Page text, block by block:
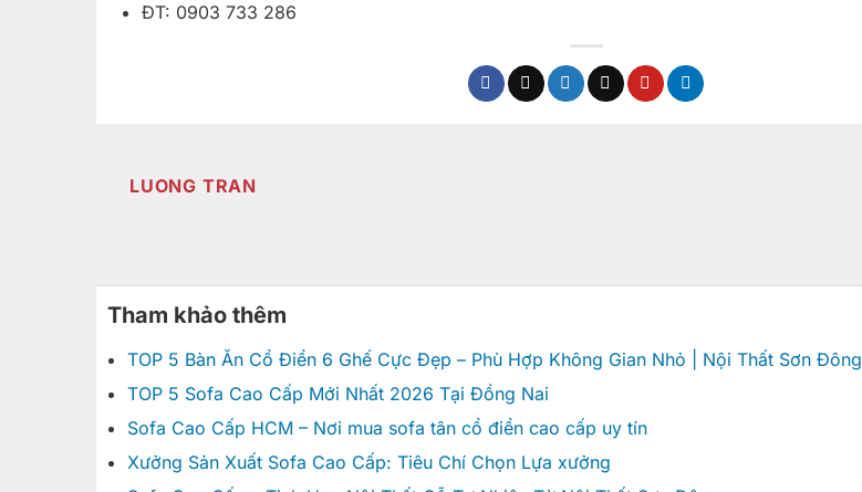
ĐT: 0903 733 286
LUONG TRAN
Tham khảo thêm
TOP 5 Bàn Ăn Cổ Điển 6 Ghế Cực Đẹp – Phù Hợp Không Gian Nhỏ | Nội Thất Sơn Đông
TOP 5 Sofa Cao Cấp Mới Nhất 2026 Tại Đồng Nai
Sofa Cao Cấp HCM – Nơi mua sofa tân cổ điển cao cấp uy tín
Xưởng Sản Xuất Sofa Cao Cấp: Tiêu Chí Chọn Lựa xưởng